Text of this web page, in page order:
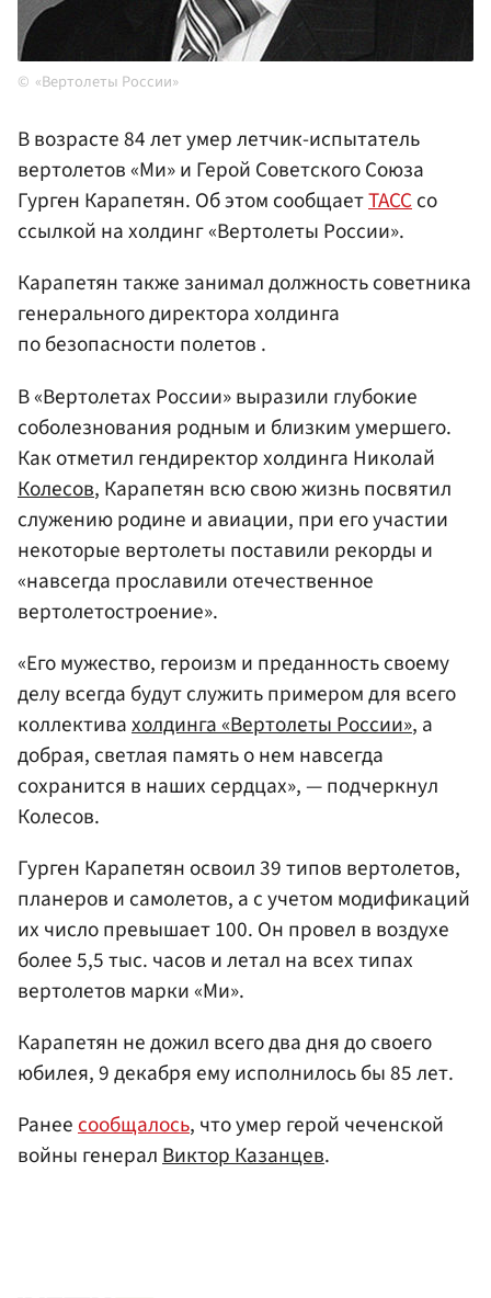
«Вертолеты России»
В возрасте 84 лет умер летчик-испытатель
вертолетов «Ми» и Герой Советского Союза
Гурген Карапетян. Об этом сообщаетТАССсо
ссылкой на холдинг «Вертолеты России».
Карапетян также занимал должность советника
генерального директора холдинга
по безопасности полетов .
В «Вертолетах России» выразили глубокие
соболезнования родным и близким умершего.
Как отметил гендиректор холдинга Николай
Колесов, Карапетян всю свою жизнь посвятил
служению родине и авиации, при его участии
некоторые вертолеты поставили рекорды и
«навсегда прославили отечественное
вертолетостроение».
«Его мужество, героизм и преданность своему
делу всегда будут служить примером для всего
коллективахолдинга «Вертолеты России», а
добрая, светлая память о нем навсегда
сохранится в наших сердцах», — подчеркнул
Колесов.
Гурген Карапетян освоил 39 типов вертолетов,
планеров и самолетов, а с учетом модификаций
их число превышает 100. Он провел в воздухе
более 5,5 тыс. часов и летал на всех типах
вертолетов марки «Ми».
Карапетян не дожил всего два дня до своего
юбилея, 9 декабря ему исполнилось бы 85 лет.
Ранеесообщалось, что умер герой чеченской
войны генералВиктор Казанцев.